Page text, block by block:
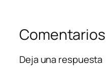
Comentarios
Deja una respuesta